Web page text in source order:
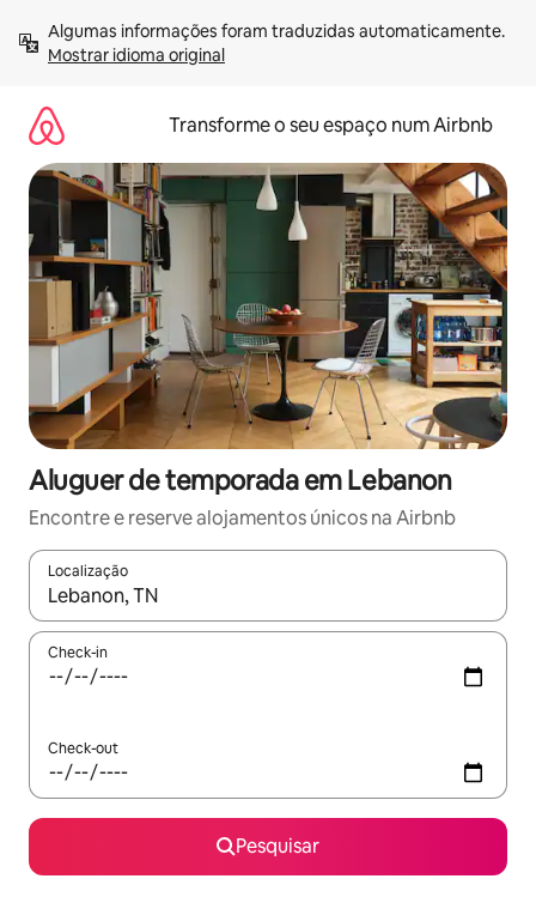
para
Mostrar idioma original
Transforme o seu espaço num Airbnb
Aluguer de temporada em Lebanon
Encontre e reserve alojamentos únicos na Airbnb
Localização
Quando os resultados estiverem disponíveis, navegue com
Check-in
Check-out
Pesquisar